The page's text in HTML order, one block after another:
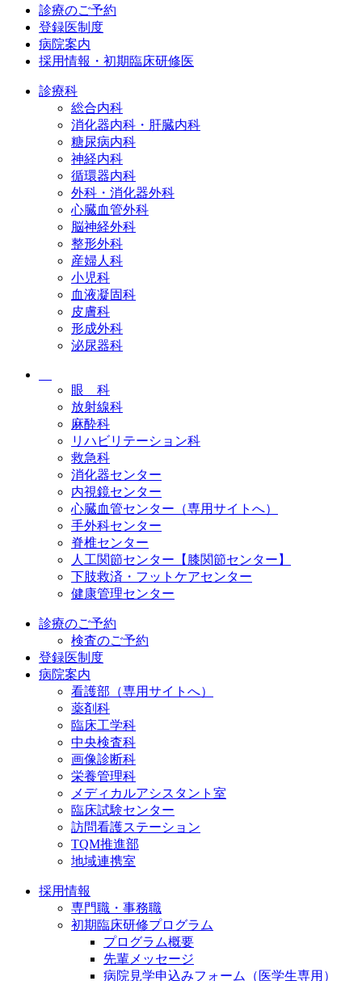
診療のご予約
登録医制度
病院案内
採用情報・初期臨床研修医
診療科
総合内科
消化器内科・肝臓内科
糖尿病内科
神経内科
循環器内科
外科・消化器外科
心臓血管外科
脳神経外科
整形外科
産婦人科
小児科
血液凝固科
皮膚科
形成外科
泌尿器科
眼 科
放射線科
麻酔科
リハビリテーション科
救急科
消化器センター
内視鏡センター
心臓血管センター（専用サイトへ）
手外科センター
脊椎センター
人工関節センター【膝関節センター】
下肢救済・フットケアセンター
健康管理センター
診療のご予約
検査のご予約
登録医制度
病院案内
看護部（専用サイトへ）
薬剤科
臨床工学科
中央検査科
画像診断科
栄養管理科
メディカルアシスタント室
臨床試験センター
訪問看護ステーション
TQM推進部
地域連携室
採用情報
専門職・事務職
初期臨床研修プログラム
プログラム概要
先輩メッセージ
病院見学申込みフォーム（医学生専用）